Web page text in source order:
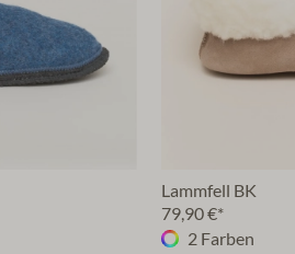
Lammfell BK
79,90 €*
2 Farben